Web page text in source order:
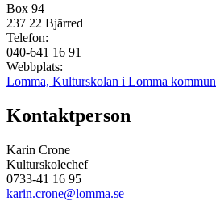
Box 94
237 22 Bjärred
Telefon:
040-641 16 91
Webbplats:
Lomma, Kulturskolan i Lomma kommun
Kontaktperson
Karin Crone
Kulturskolechef
0733-41 16 95
karin.crone@lomma.se